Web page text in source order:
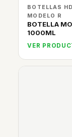
BOTELLAS
MODELO R
BOTELLA
1000ML
VER